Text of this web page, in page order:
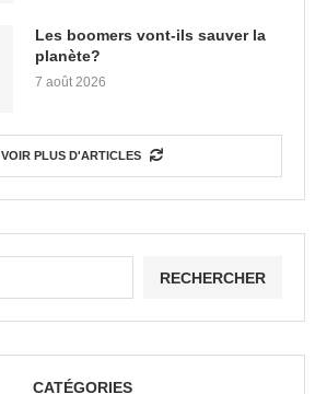
Les boomers vont-ils sauver la
planète?
7 août 2026
VOIR PLUS D'ARTICLES
RECHERCHER
CATÉGORIES